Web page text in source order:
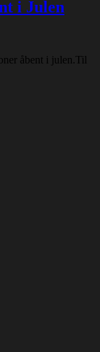
i Julen
åbent i julen.Til